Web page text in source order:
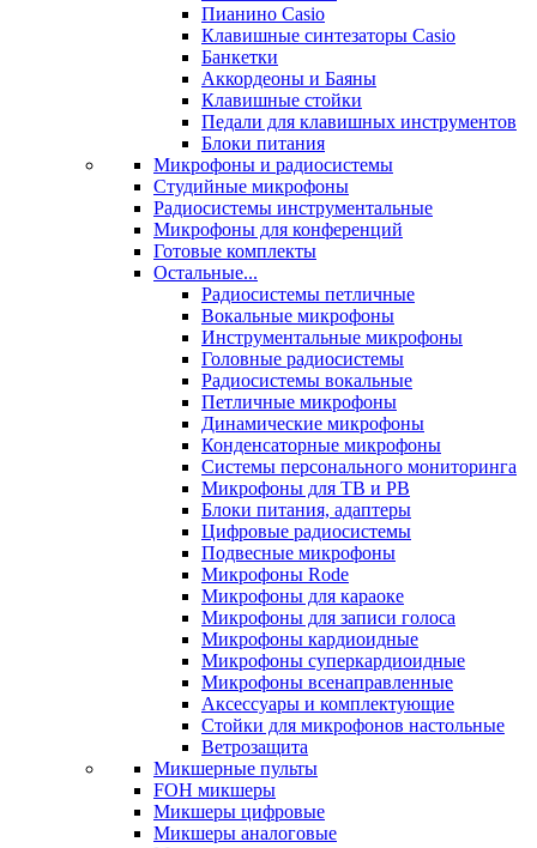
Пианино Casio
Клавишные синтезаторы Casio
Банкетки
Аккордеоны и Баяны
Клавишные стойки
Педали для клавишных инструментов
Блоки питания
Микрофоны и радиосистемы
Студийные микрофоны
Радиосистемы инструментальные
Микрофоны для конференций
Готовые комплекты
Остальные...
Радиосистемы петличные
Вокальные микрофоны
Инструментальные микрофоны
Головные радиосистемы
Радиосистемы вокальные
Петличные микрофоны
Динамические микрофоны
Конденсаторные микрофоны
Системы персонального мониторинга
Микрофоны для ТВ и РВ
Блоки питания, адаптеры
Цифровые радиосистемы
Подвесные микрофоны
Микрофоны Rode
Микрофоны для караоке
Микрофоны для записи голоса
Микрофоны кардиоидные
Микрофоны суперкардиоидные
Микрофоны всенаправленные
Аксессуары и комплектующие
Стойки для микрофонов настольные
Ветрозащита
Микшерные пульты
FOH микшеры
Микшеры цифровые
Микшеры аналоговые